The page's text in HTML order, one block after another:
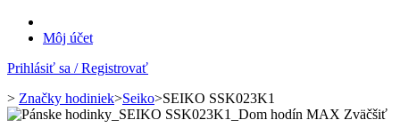
Môj účet
Prihlásiť sa / Registrovať
> Značky hodiniek>Seiko>SEIKO SSK023K1
Zväčšiť